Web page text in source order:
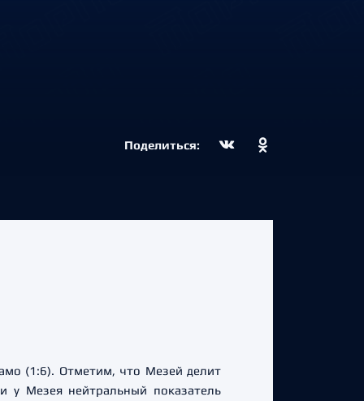
Поделиться:
(1:6). Отметим, что Мезей делит
Мезея нейтральный показатель